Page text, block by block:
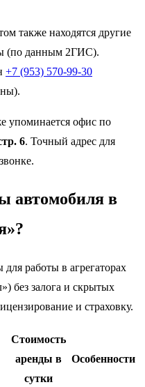
также находятся другие
(по данным 2ГИС).
+7 (953) 570-99-30
упоминается офис по
6. Точный адрес для
автомобиля в
работы в агрегаторах
без залога и скрытых
и страховку.
Стоимость
аренды в
сутки
Особенности